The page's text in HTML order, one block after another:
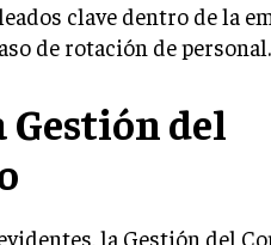
clave dentro de la
de rotación de personal.
Gestión del
la Gestión del